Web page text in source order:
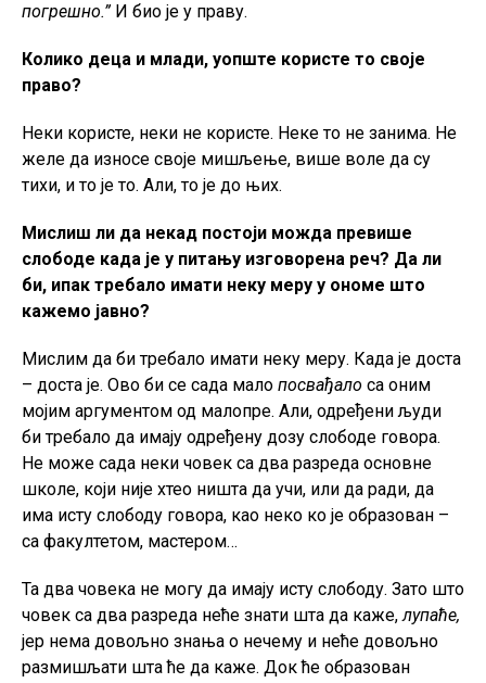
погрешно.” И био је у праву.
Колико деца и млади, уопште користе то своје
право?
Неки користе, неки не користе. Неке то не занима. Не
желе да износе своје мишљење, више воле да су
тихи, и то је то. Али, то је до њих.
Мислиш ли да некад постоји можда превише
слободе када је у питању изговорена реч? Да ли
би, ипак требало имати неку меру у ономе што
кажемо јавно?
Мислим да би требало имати неку меру. Када је доста
– доста је. Ово би се сада мало посвађало са оним
мојим аргументом од малопре. Али, одређени људи
би требало да имају одређену дозу слободе говора.
Не може сада неки човек са два разреда основне
школе, који није хтео ништа да учи, или да ради, да
има исту слободу говора, као неко ко је образован –
са факултетом, мастером…
Та два човека не могу да имају исту слободу. Зато што
човек са два разреда неће знати шта да каже,лупаће,
јер нема довољно знања о нечему и неће довољно
размишљати шта ће да каже. Док ће образован